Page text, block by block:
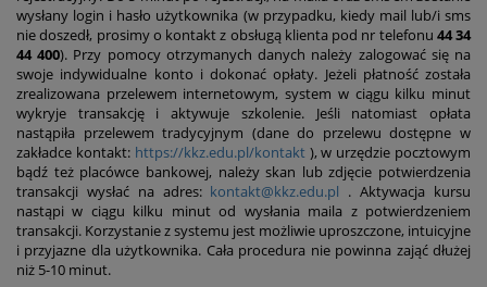
wysłany login i hasło użytkownika (w przypadku, kiedy mail lub/i sms
nie doszedł, prosimy o kontakt z obsługą klienta pod nr telefonu 44 34
44 400). Przy pomocy otrzymanych danych należy zalogować się na
swoje indywidualne konto i dokonać opłaty. Jeżeli płatność została
zrealizowana przelewem internetowym, system w ciągu kilku minut
wykryje transakcję i aktywuje szkolenie. Jeśli natomiast opłata
nastąpiła przelewem tradycyjnym (dane do przelewu dostępne w
zakładce kontakt: https://kkz.edu.pl/kontakt), w urzędzie pocztowym
bądź też placówce bankowej, należy skan lub zdjęcie potwierdzenia
transakcji wysłać na adres: kontakt@kkz.edu.pl . Aktywacja kursu
nastąpi w ciągu kilku minut od wysłania maila z potwierdzeniem
transakcji. Korzystanie z systemu jest możliwie uproszczone, intuicyjne
i przyjazne dla użytkownika. Cała procedura nie powinna zająć dłużej
niż 5-10 minut.